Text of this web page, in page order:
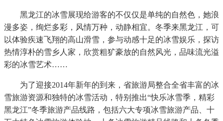
黑龙江的冰雪展现给游客的不仅仅是单纯的自然色，她浪
漫多姿，绚烂多彩，风情万种，动静相宜。冬季来黑龙江，可
以体验疾速飞翔的高山滑雪，参与动感十足的冰雪娱乐，探访
热情淳朴的雪乡人家，欣赏粗犷豪放的自然风光，品味流光溢
彩的冰雪艺术……
为了迎接2014年新年的到来，省旅游局整合全省丰富的冰
雪旅游资源和独特的冰雪活动，特别推出“快乐冰雪季，精彩
黑龙江”冬季旅游产品线路，包括六大专项冰雪旅游产品、十